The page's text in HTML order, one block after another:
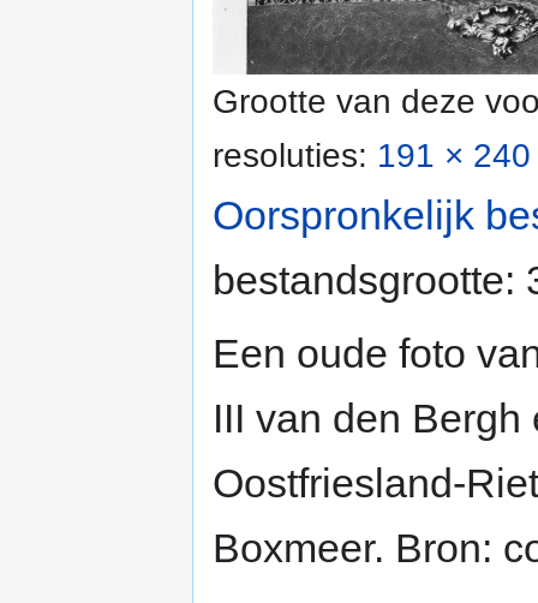
Grootte van deze
resoluties: 191 ×
Oorspronkelijk
bestandsgrootte:
Een oude foto
III van den
Oostfriesland-
Boxmeer. Bron: